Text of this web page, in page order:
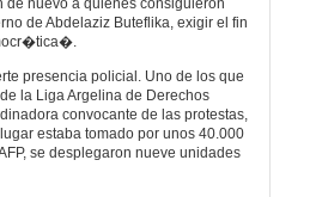
de Abdelaziz Buteflika, exigir el fin
presencia policial. Uno de los que
la Liga Argelina de Derechos
convocante de las protestas,
estaba tomado por unos 40.000
se desplegaron nueve unidades